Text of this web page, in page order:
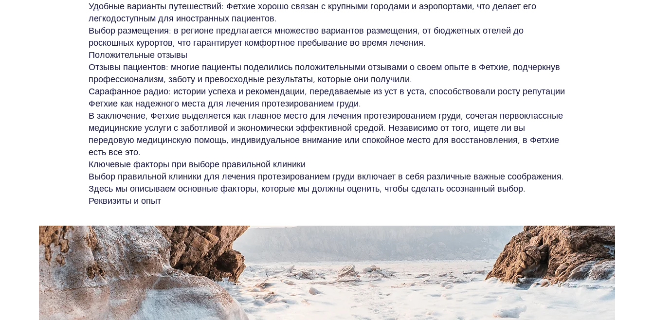
Удобные варианты путешествий: Фетхие хорошо связан с крупными городами и аэропортами, что делает его
легкодоступным для иностранных пациентов.
Выбор размещения: в регионе предлагается множество вариантов размещения, от бюджетных отелей до
роскошных курортов, что гарантирует комфортное пребывание во время лечения.
Положительные отзывы
Отзывы пациентов: многие пациенты поделились положительными отзывами о своем опыте в Фетхие, подчеркнув
профессионализм, заботу и превосходные результаты, которые они получили.
Сарафанное радио: истории успеха и рекомендации, передаваемые из уст в уста, способствовали росту репутации
Фетхие как надежного места для лечения протезированием груди.
В заключение, Фетхие выделяется как главное место для лечения протезированием груди, сочетая первоклассные
медицинские услуги с заботливой и экономически эффективной средой. Независимо от того, ищете ли вы
передовую медицинскую помощь, индивидуальное внимание или спокойное место для восстановления, в Фетхие
есть все это.
Ключевые факторы при выборе правильной клиники
Выбор правильной клиники для лечения протезированием груди включает в себя различные важные соображения.
Здесь мы описываем основные факторы, которые мы должны оценить, чтобы сделать осознанный выбор.
Реквизиты и опыт